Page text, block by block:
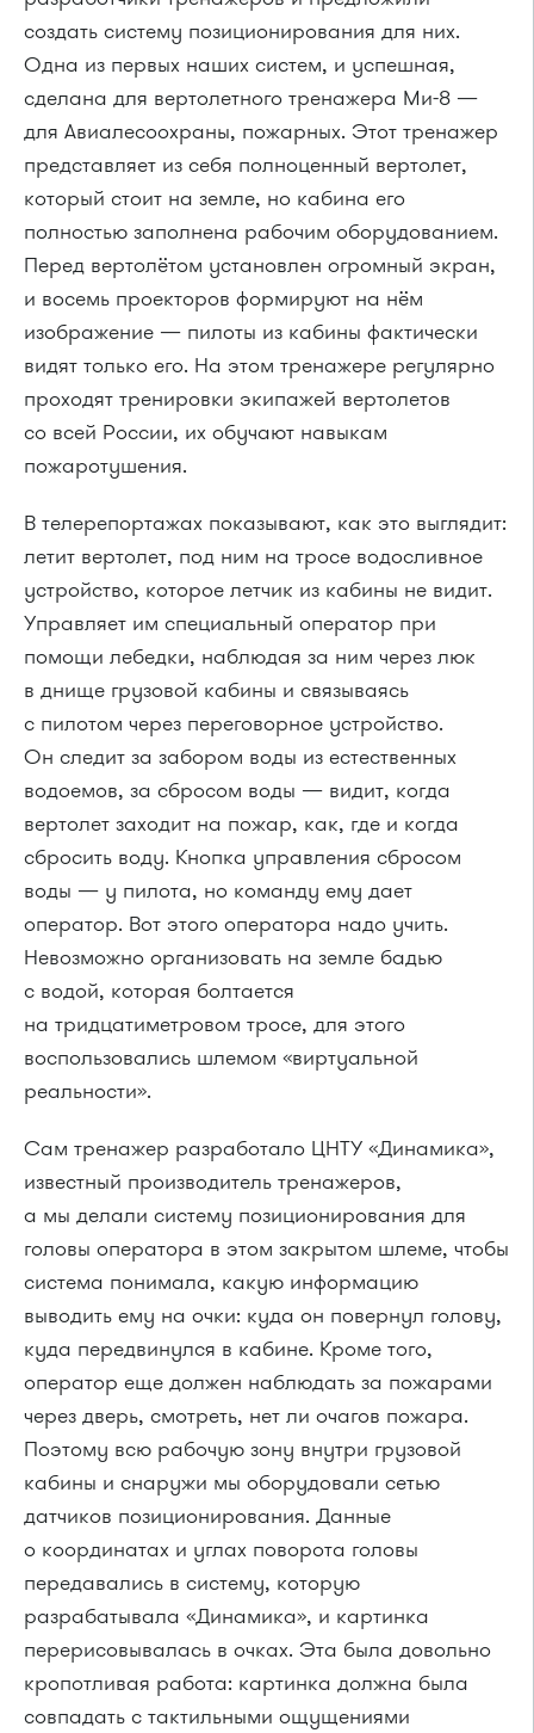
создать систему позиционирования для них.
Одна из первых наших систем, и успешная,
сделана для вертолетного тренажера Ми-8 —
для Авиалесоохраны, пожарных. Этот тренажер
представляет из себя полноценный вертолет,
который стоит на земле, но кабина его
полностью заполнена рабочим оборудованием.
Перед вертолётом установлен огромный экран,
и восемь проекторов формируют на нём
изображение — пилоты из кабины фактически
видят только его. На этом тренажере регулярно
проходят тренировки экипажей вертолетов
со всей России, их обучают навыкам
пожаротушения.
В телерепортажах показывают, как это выглядит:
летит вертолет, под ним на тросе водосливное
устройство, которое летчик из кабины не видит.
Управляет им специальный оператор при
помощи лебедки, наблюдая за ним через люк
в днище грузовой кабины и связываясь
с пилотом через переговорное устройство.
Он следит за забором воды из естественных
водоемов, за сбросом воды — видит, когда
вертолет заходит на пожар, как, где и когда
сбросить воду. Кнопка управления сбросом
воды — у пилота, но команду ему дает
оператор. Вот этого оператора надо учить.
Невозможно организовать на земле бадью
с водой, которая болтается
на тридцатиметровом тросе, для этого
воспользовались шлемом «виртуальной
реальности».
Сам тренажер разработало ЦНТУ «Динамика»,
известный производитель тренажеров,
а мы делали систему позиционирования для
головы оператора в этом закрытом шлеме, чтобы
система понимала, какую информацию
выводить ему на очки: куда он повернул голову,
куда передвинулся в кабине. Кроме того,
оператор еще должен наблюдать за пожарами
через дверь, смотреть, нет ли очагов пожара.
Поэтому всю рабочую зону внутри грузовой
кабины и снаружи мы оборудовали сетью
датчиков позиционирования. Данные
о координатах и углах поворота головы
передавались в систему, которую
разрабатывала «Динамика», и картинка
перерисовывалась в очках. Эта была довольно
кропотливая работа: картинка должна была
совпадать с тактильными ощущениями